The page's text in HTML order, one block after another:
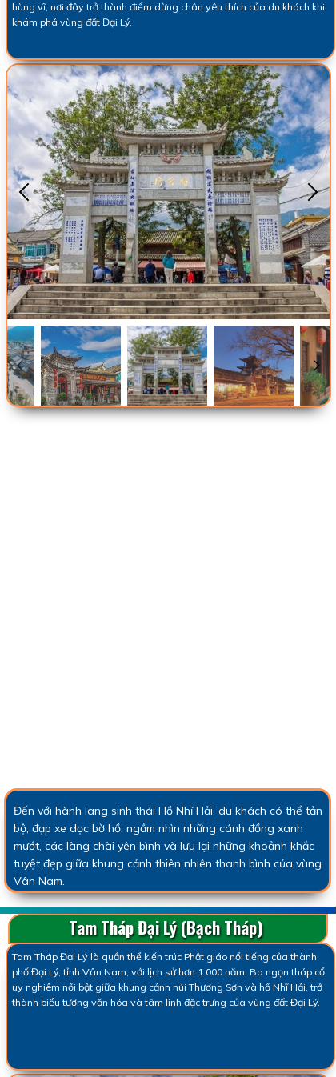
hùng vĩ, nơi đây trở thành điểm dừng chân yêu thích của du khách khi
khám phá vùng đất Đại Lý.
Đến với hành lang sinh thái Hồ Nhĩ Hải, du khách có thể tản
bộ, đạp xe dọc bờ hồ, ngắm nhìn những cánh đồng xanh
mướt, các làng chài yên bình và lưu lại những khoảnh khắc
tuyệt đẹp giữa khung cảnh thiên nhiên thanh bình của vùng
Vân Nam.
Tam Tháp Đại Lý (Bạch Tháp)
Tam Tháp Đại Lý là quần thể kiến trúc Phật giáo nổi tiếng của thành
phố Đại Lý, tỉnh Vân Nam, với lịch sử hơn 1.000 năm. Ba ngọn tháp cổ
uy nghiêm nổi bật giữa khung cảnh núi Thương Sơn và hồ Nhĩ Hải, trở
thành biểu tượng văn hóa và tâm linh đặc trưng của vùng đất Đại Lý.